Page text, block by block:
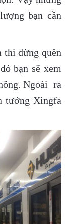
bạn cần
thì đừng quên
bạn sẽ xem
Ngoài ra
tưởng Xingfa